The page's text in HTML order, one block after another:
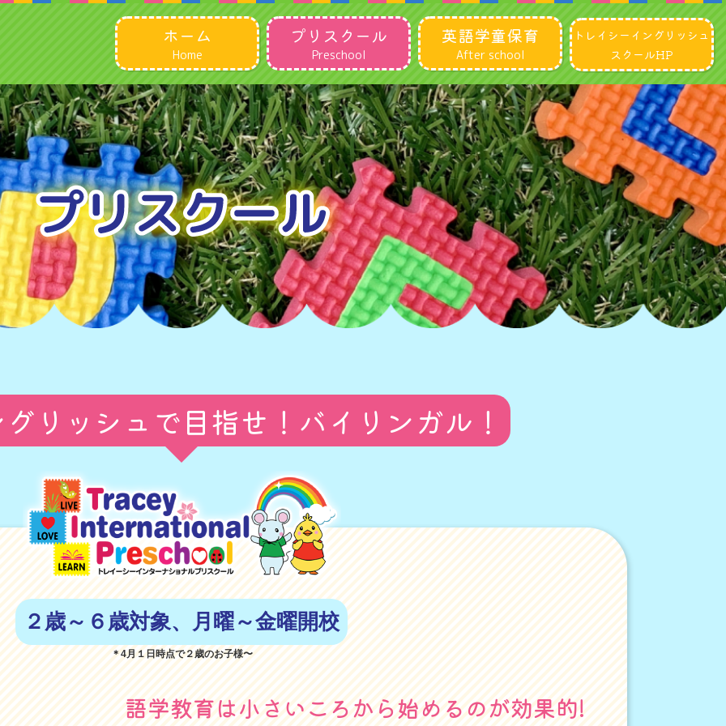
ホーム
Home
プリスクール
Preschool
英語学童保育
After school
トレイシー イングリッシュ
スクールHP
リッシュで目指せ！ バイリンガル！
２歳～６歳対象、月曜～金曜開校
＊4月１日時点で２歳のお子様〜
語学教育は小さいころから始めるのが効果的!